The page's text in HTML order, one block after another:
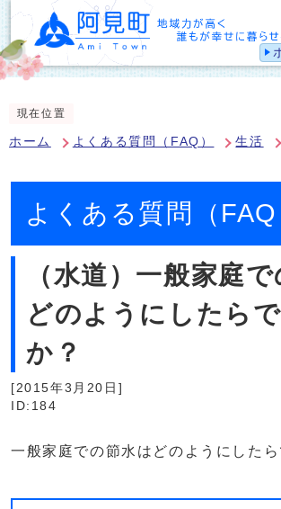
現在位置
ホーム よくある質問（FAQ） 生活
よくある質問（FAQ
（水道）一般家庭
どのようにしたら
か？
[2015年3月20日]
ID:184
一般家庭での節水はどのようにしたら